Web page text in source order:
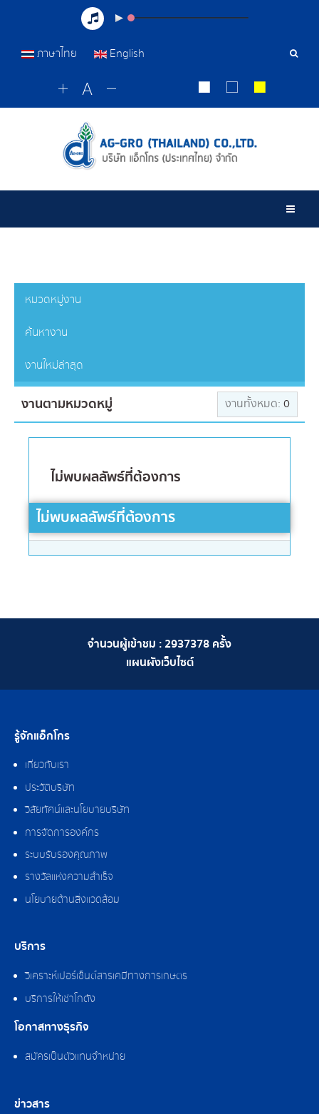
เครื่อ
ภาษาไทย English
หมวดหมู่งาน
ค้นหางาน
งานใหม่ล่าสุด
งานตามหมวดหมู่ งานทั้งหมด: 0
ไม่พบผลลัพธ์ที่ต้องการ
ไม่พบผลลัพธ์ที่ต้องการ
จำนวนผู้เข้าชม :2937378 ครั้ง
แผนผังเว็บไซต์
รู้จักแอ็กโกร
เกี่ยวกับเรา
ประวัติบริษัท
วิสัยทัศน์และนโยบายบริษัท
การจัดการองค์กร
ระบบรับรองคุณภาพ
รางวัลแห่งความสำเร็จ
นโยบายด้านสิ่งแวดล้อม
บริการ
วิเคราะห์เปอร์เซ็นต์สารเคมีทางการเกษตร
บริการให้เช่าโกดัง
โอกาสทางธุรกิจ
สมัครเป็นตัวแทนจำหน่าย
ข่าวสาร